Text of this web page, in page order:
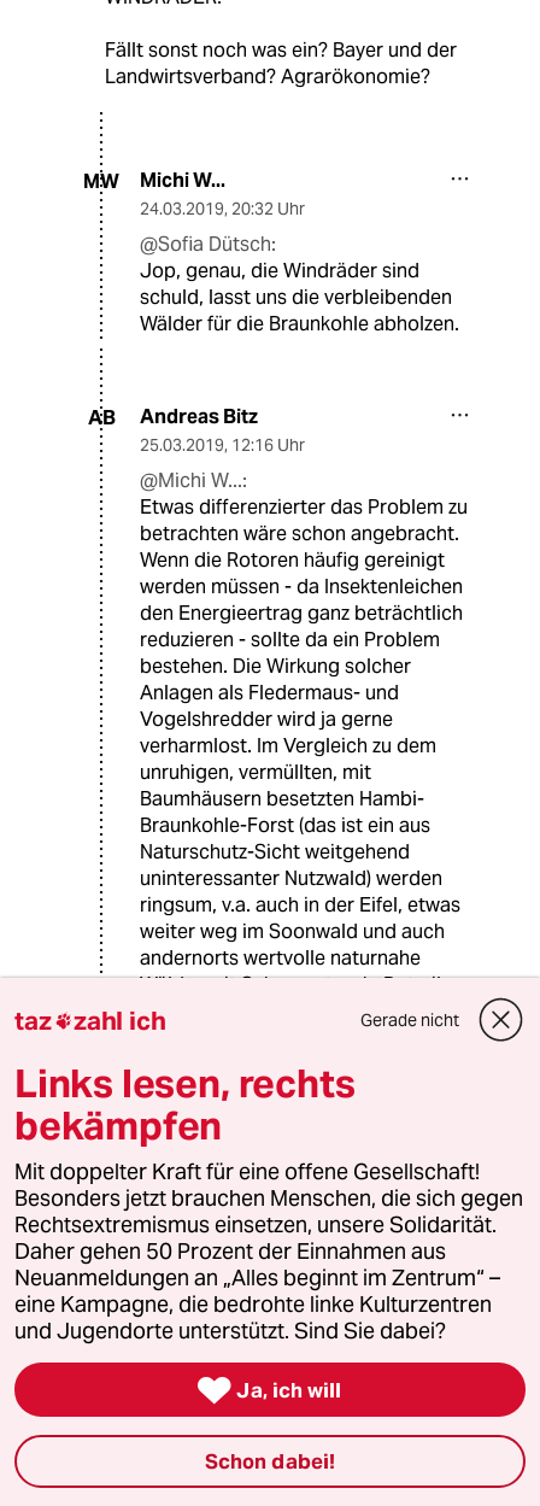
Fällt sonst noch was ein? Bayer und der
Landwirtsverband? Agrarökonomie?
MW Michi W...
24.03.2019, 20:32 Uhr
@Sofia Dütsch:
Jop, genau, die Windräder sind
schuld, lasst uns die verbleibenden
Wälder für die Braunkohle abholzen.
AB Andreas Bitz
25.03.2019, 12:16 Uhr
@Michi W...:
Etwas differenzierter das Problem zu
betrachten wäre schon angebracht.
Wenn die Rotoren häufig gereinigt
werden müssen - da Insektenleichen
den Energieertrag ganz beträchtlich
reduzieren - sollte da ein Problem
bestehen. Die Wirkung solcher
Anlagen als Fledermaus- und
Vogelshredder wird ja gerne
verharmlost. Im Vergleich zu dem
unruhigen, vermüllten, mit
Baumhäusern besetzten Hambi-
Braunkohle-Forst (das ist ein aus
Naturschutz-Sicht weitgehend
uninteressanter Nutzwald) werden
ringsum, v.a. auch in der Eifel, etwas
weiter weg im Soonwald und auch
andernorts wertvolle naturnahe
Wälder mit Schwarzstorch, Rotmilan
und Fledermäusen für WKA,
Zufahrtsstraßen etc. abgeholzt. Und
die Mais/Rapsmonokulturen für die
Biogas-Energiewende bitte auch
vergessen! "Die Landwirtschaft" ist da
der Buhmann, um andere
Rückgangsfaktoren verharmlosen zu
können.
SD Sofia Dütsch
24.03.2019,21:19 Uhr
Und schon wieder ein Lebensraum
weniger. Das ganze hat System.
Irre!
taz zahl ich Gerade nicht
Links lesen, rechts
bekämpfen
Mit doppelter Kraft für eine offene Gesellschaft!
Besonders jetzt brauchen Menschen, die sich gegen
Rechtsextremismus einsetzen, unsere Solidarität.
Daher gehen 50 Prozent der Einnahmen aus
Neuanmeldungen an „Alles beginnt im Zentrum“ –
eine Kampagne, die bedrohte linke Kulturzentren
und Jugendorte unterstützt. Sind Sie dabei?
 Ja, ich will
Schon dabei!